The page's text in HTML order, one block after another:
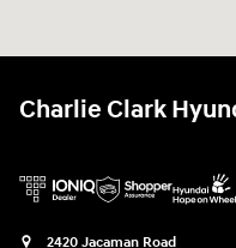
Charlie Clark
2420 Jacaman Road